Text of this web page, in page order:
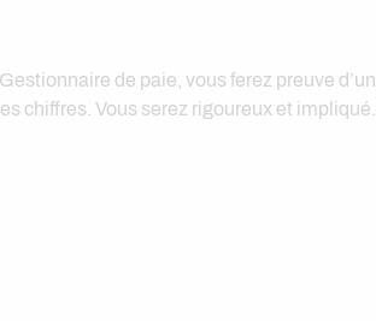
de paie, vous ferez preuve
chiffres. Vous serez rigoureux et